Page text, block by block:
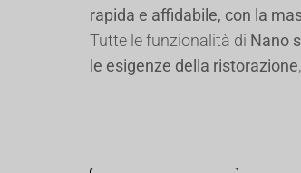
rapida e affidabile, con la
Tutte le funzionalità di Nano
le esigenze della ristorazione